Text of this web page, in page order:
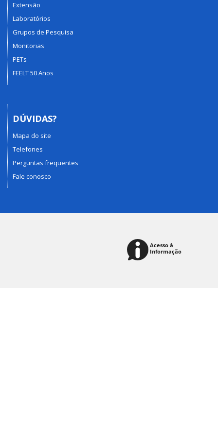
Extensão
Laboratórios
Grupos de Pesquisa
Monitorias
PETs
FEELT 50 Anos
DÚVIDAS?
Mapa do site
Telefones
Perguntas frequentes
Fale conosco